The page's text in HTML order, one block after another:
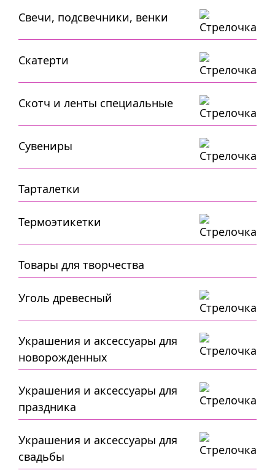
Свечи, подсвечники, венки
Скатерти
Скотч и ленты специальные
Сувениры
Тарталетки
Термоэтикетки
Товары для творчества
Уголь древесный
Украшения и аксессуары для
новорожденных
Украшения и аксессуары для
праздника
Украшения и аксессуары для
свадьбы